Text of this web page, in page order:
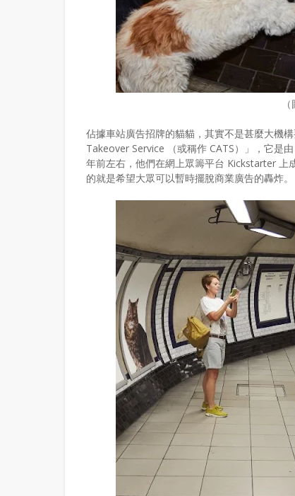
佔據車站廣告招牌的貓貓，其實不是甚麼大機
Takeover Service （或稱作 CATS）」，它是
年前左右，他們在網上眾籌平台 Kickstarter 上
的就是希望大眾可以暫時擺脫商業廣告的轟炸。